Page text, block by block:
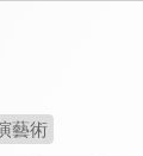
藝術